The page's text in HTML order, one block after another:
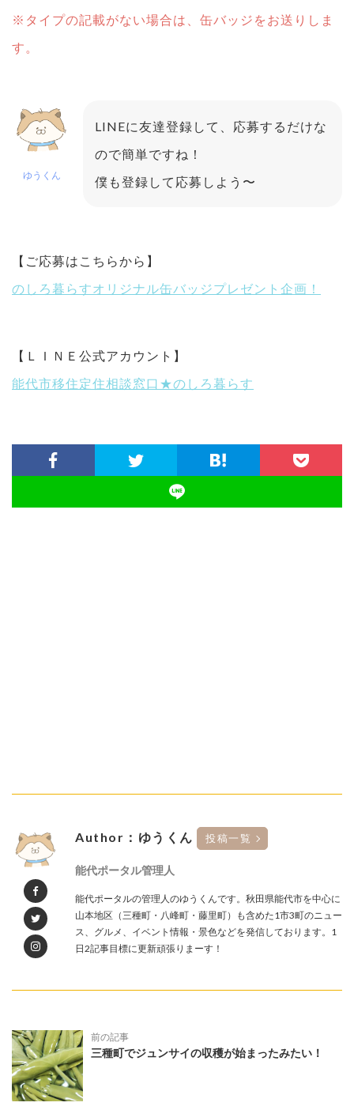
※タイプの記載がない場合は、缶バッジをお送りしま
す。
ゆうくん
LINEに友達登録して、応募するだけな
ので簡単ですね！
僕も登録して応募しよう〜
【ご応募はこちらから】
のしろ暮らすオリジナル缶バッジプレゼント企画！
【ＬＩＮＥ公式アカウント】
能代市移住定住相談窓口★のしろ暮らす
Author：ゆうくん 投稿一覧
能代ポータル管理人
能代ポータルの管理人のゆうくんです。秋田県能代市を中心に
山本地区（三種町・八峰町・藤里町）も含めた1市3町のニュー
ス、グルメ、イベント情報・景色などを発信しております。1
日2記事目標に更新頑張りまーす！
前の記事
三種町でジュンサイの収穫が始まったみたい！